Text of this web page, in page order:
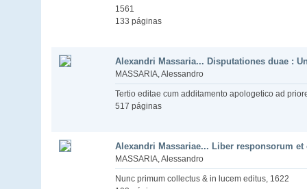
1561
133 páginas
Alexandri Massaria... Disputationes duae :
MASSARIA, Alessandro
Tertio editae cum additamento apologetico ad
517 páginas
Alexandri Massariae... Liber responsorum
MASSARIA, Alessandro
Nunc primum collectus & in lucem editus, 1622